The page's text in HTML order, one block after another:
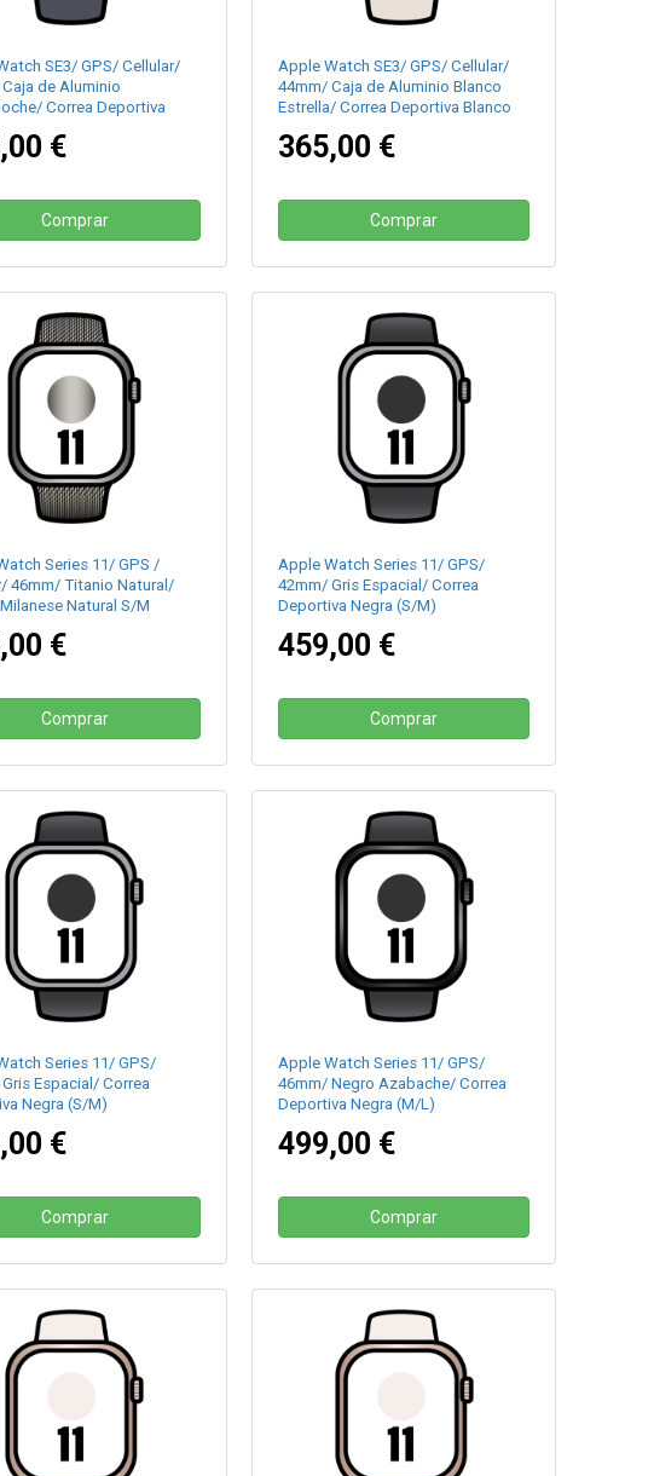
SE3/ GPS/ Cellular/
de Aluminio
Correa Deportiva
€
Comprar
Apple Watch SE3/ GPS/ Cellular/
44mm/ Caja de Aluminio Blanco
Estrella/ Correa Deportiva Blanco
365,00 €
Comprar
Series 11/ GPS /
46mm/ Titanio Natural/
Natural S/M
€
Comprar
Apple Watch Series 11/ GPS/
42mm/ Gris Espacial/ Correa
Deportiva Negra (S/M)
459,00 €
Comprar
Series 11/ GPS/
Espacial/ Correa
Negra (S/M)
€
Comprar
Apple Watch Series 11/ GPS/
46mm/ Negro Azabache/ Correa
Deportiva Negra (M/L)
499,00 €
Comprar